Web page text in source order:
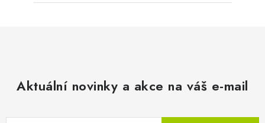
Aktuální novinky a akce na váš e-mail